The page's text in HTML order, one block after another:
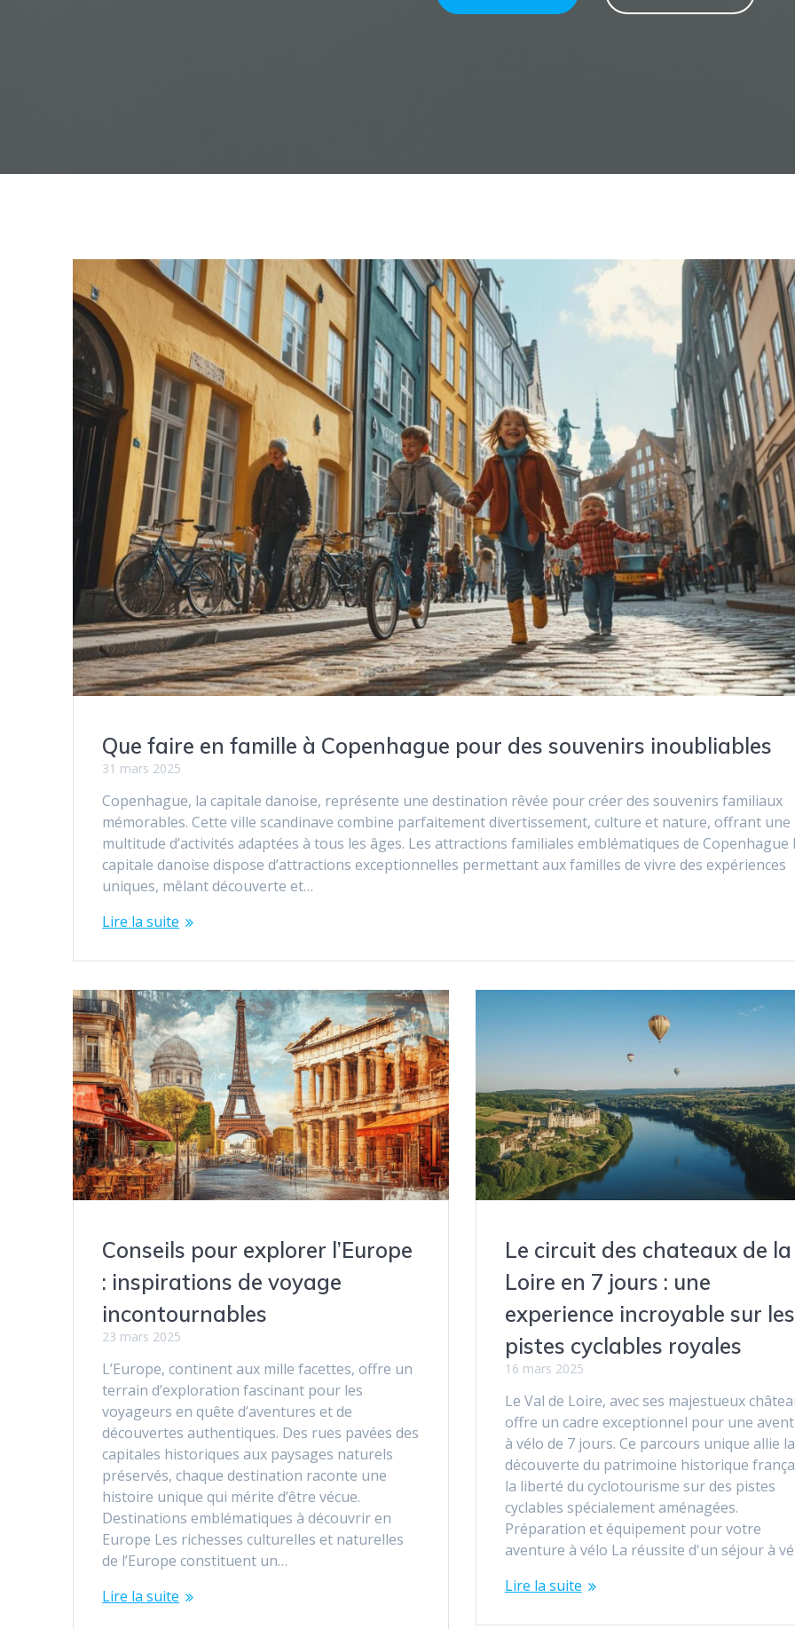
Que faire en famille à Copenhague pour des souvenirs inoubliables
31 mars 2025
Copenhague, la capitale danoise, représente une destination rêvée pour créer des souvenirs familiaux
mémorables. Cette ville scandinave combine parfaitement divertissement, culture et nature, offrant une
multitude d’activités adaptées à tous les âges. Les attractions familiales emblématiques de Copenhague
capitale danoise dispose d’attractions exceptionnelles permettant aux familles de vivre des expériences
uniques, mêlant découverte et…
Lire la suite
Conseils pour explorer l’Europe
: inspirations de voyage
incontournables
23 mars 2025
L’Europe, continent aux mille facettes, offre un
terrain d’exploration fascinant pour les
voyageurs en quête d’aventures et de
découvertes authentiques. Des rues pavées des
capitales historiques aux paysages naturels
préservés, chaque destination raconte une
histoire unique qui mérite d’être vécue.
Destinations emblématiques à découvrir en
Europe Les richesses culturelles et naturelles
de l’Europe constituent un…
Lire la suite
Le circuit des chateaux de la
Loire en 7 jours : une
experience incroyable sur les
pistes cyclables royales
16 mars 2025
Le Val de Loire, avec ses majestueux
offre un cadre exceptionnel pour une
à vélo de 7 jours. Ce parcours unique allie la
découverte du patrimoine historique
la liberté du cyclotourisme sur des pistes
cyclables spécialement aménagées.
Préparation et équipement pour votre
aventure à vélo La réussite d'un séjour à
Lire la suite